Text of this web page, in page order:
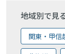
地域別で見
関東・甲信